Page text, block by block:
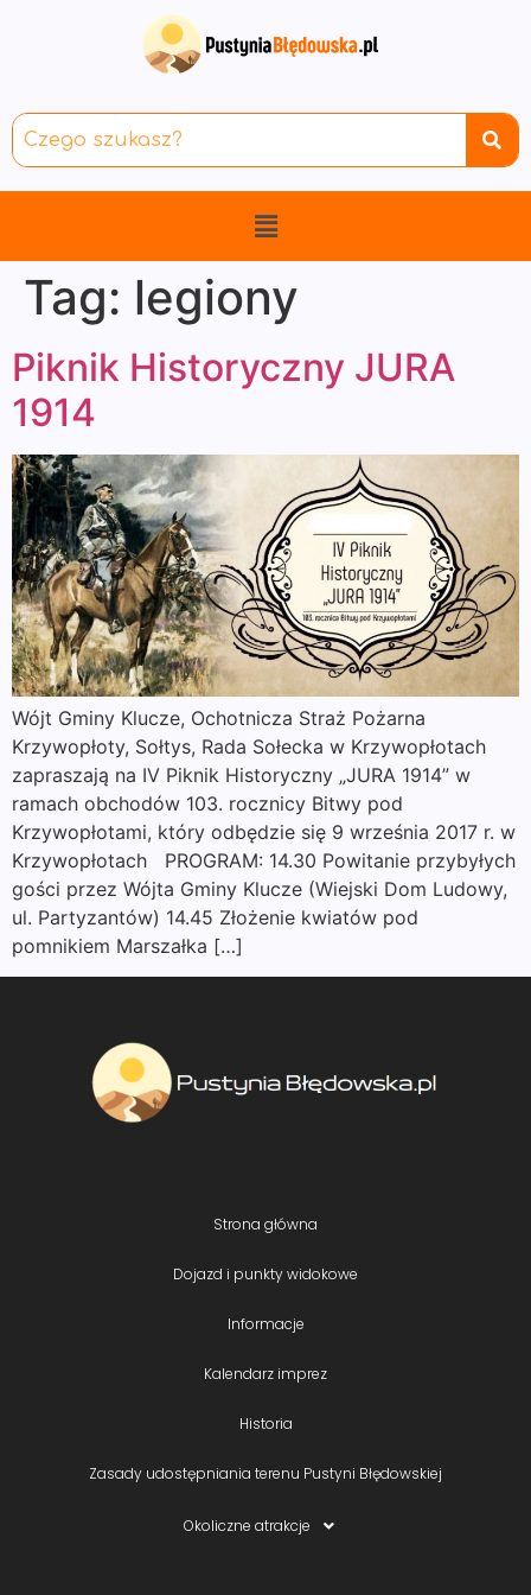
Tag: legiony
Piknik Historyczny JURA
1914
Wójt Gminy Klucze, Ochotnicza Straż Pożarna
Krzywopłoty, Sołtys, Rada Sołecka w Krzywopłotach
zapraszają na IV Piknik Historyczny „JURA 1914” w
ramach obchodów 103. rocznicy Bitwy pod
Krzywopłotami, który odbędzie się 9 września 2017 r. w
Krzywopłotach PROGRAM: 14.30 Powitanie przybyłych
gości przez Wójta Gminy Klucze (Wiejski Dom Ludowy,
ul. Partyzantów) 14.45 Złożenie kwiatów pod
pomnikiem Marszałka […]
Strona główna
Dojazd i punkty widokowe
Informacje
Kalendarz imprez
Historia
Zasady udostępniania terenu Pustyni Błędowskiej
Okoliczne atrakcje